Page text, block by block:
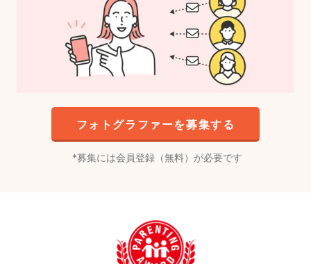
フォトグラファーを募集する
募集には会員登録（無料）が必要です